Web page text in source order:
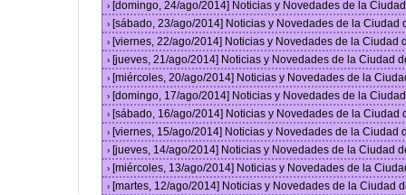
› [domingo, 24/ago/2014] Noticias y Novedades de la
› [sábado, 23/ago/2014] Noticias y Novedades de la Ciudad
› [viernes, 22/ago/2014] Noticias y Novedades de la Ciudad
› [jueves, 21/ago/2014] Noticias y Novedades de la Ciudad
› [miércoles, 20/ago/2014] Noticias y Novedades de la
› [domingo, 17/ago/2014] Noticias y Novedades de la
› [sábado, 16/ago/2014] Noticias y Novedades de la Ciudad
› [viernes, 15/ago/2014] Noticias y Novedades de la Ciudad
› [jueves, 14/ago/2014] Noticias y Novedades de la Ciudad
› [miércoles, 13/ago/2014] Noticias y Novedades de la
› [martes, 12/ago/2014] Noticias y Novedades de la Ciudad